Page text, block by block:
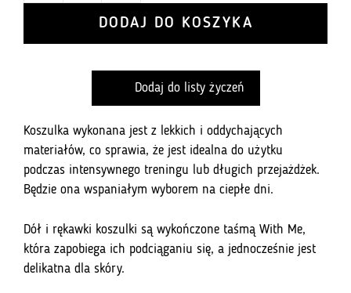
Inoni
Dreams
DODAJ DO KOSZYKA
Dodaj do listy życzeń
Koszulka wykonana jest z lekkich i oddychających
materiałów, co sprawia, że jest idealna do użytku
podczas intensywnego treningu lub długich przejażdżek.
Będzie ona wspaniałym wyborem na ciepłe dni.
Dół i rękawki koszulki są wykończone taśmą With Me,
która zapobiega ich podciąganiu się, a jednocześnie jest
delikatna dla skóry.